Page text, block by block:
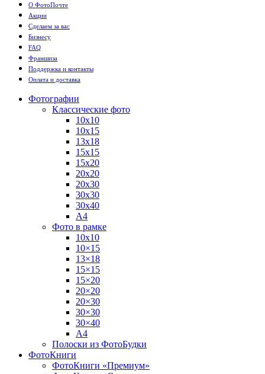
О ФотоПочте
Акции
Сделаем за вас
Бизнесу
FAQ
Франшиза
Поддержка и контакты
Оплата и доставка
Фотографии
Классические фото
10х10
10х15
13х18
15х15
15х20
20х20
20х30
30х30
30х40
А4
Фото в рамке
10х10
10×15
13×18
15×15
15×20
20×20
20×30
30×30
30×40
A4
Полоски из ФотоБудки
ФотоКниги
ФотоКниги «Премиум»